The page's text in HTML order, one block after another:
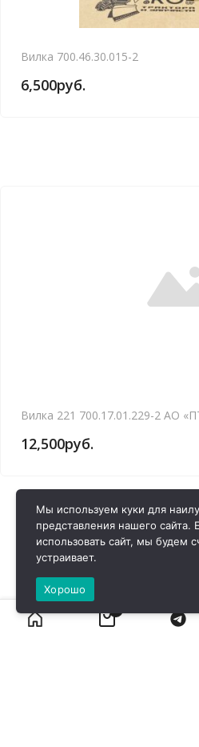
Вилка 700.46.30.015-2
6,500руб.
Вилка 221 700.17.01.229-2 АО
12,500руб.
Мы используем куки для
представления нашего
использовать сайт, мы будем
устраивает.
Хорошо